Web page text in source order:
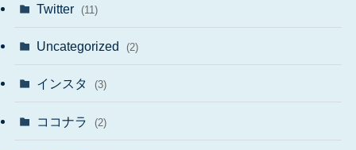
Twitter (11)
Uncategorized (2)
インスタ (3)
ココナラ (2)